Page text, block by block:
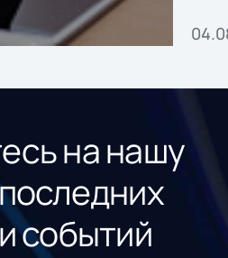
на нашу
событий